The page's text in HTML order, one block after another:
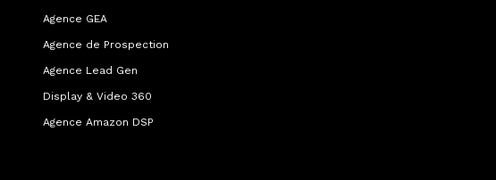
Agence GEA
Agence de Prospection
Agence Lead Gen
Display & Video 360
Agence Amazon DSP